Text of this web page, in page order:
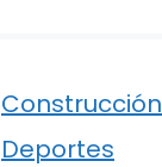
Construcción
Deportes